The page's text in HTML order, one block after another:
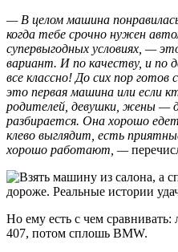
— В целом машина
когда тебе срочно нужен
супервыгодных условиях, —
вариант. И по качеству, и по
все классно! До сих пор
это первая машина или если
родителей, девушки, жены —
разбирается. Она хорошо
клево выглядит, есть
хорошо работают, —
Но ему есть с чем сравнивать:
407, потом сплошь BMW.